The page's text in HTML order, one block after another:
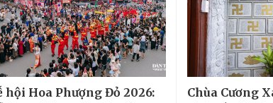
hội Hoa Phượng Đỏ 2026:
Chùa Cương